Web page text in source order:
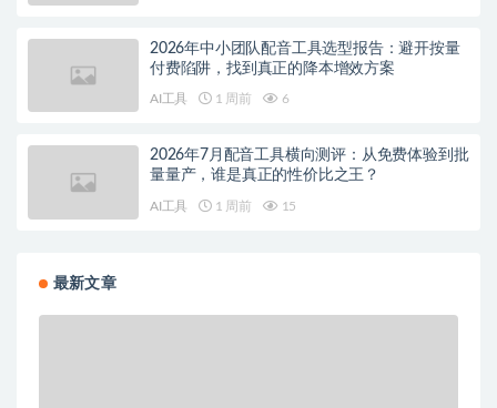
2026年中小团队配音工具选型报告：避开按量
付费陷阱，找到真正的降本增效方案
AI工具 1 周前 6
2026年7月配音工具横向测评：从免费体验到批
量量产，谁是真正的性价比之王？
AI工具 1 周前 15
最新文章